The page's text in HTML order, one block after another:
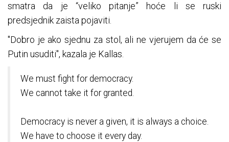
smatra da je “veliko pitanje” hoće li se ruski
predsjednik zaista pojaviti.
"Dobro je ako sjednu za stol, ali ne vjerujem da će se
Putin usuditi", kazala je Kallas.
We must fight for democracy.
We cannot take it for granted.
Democracy is never a given, it is always a choice.
We have to choose it every day.